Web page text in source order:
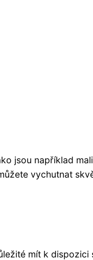
jsou například
vychutnat
mít k